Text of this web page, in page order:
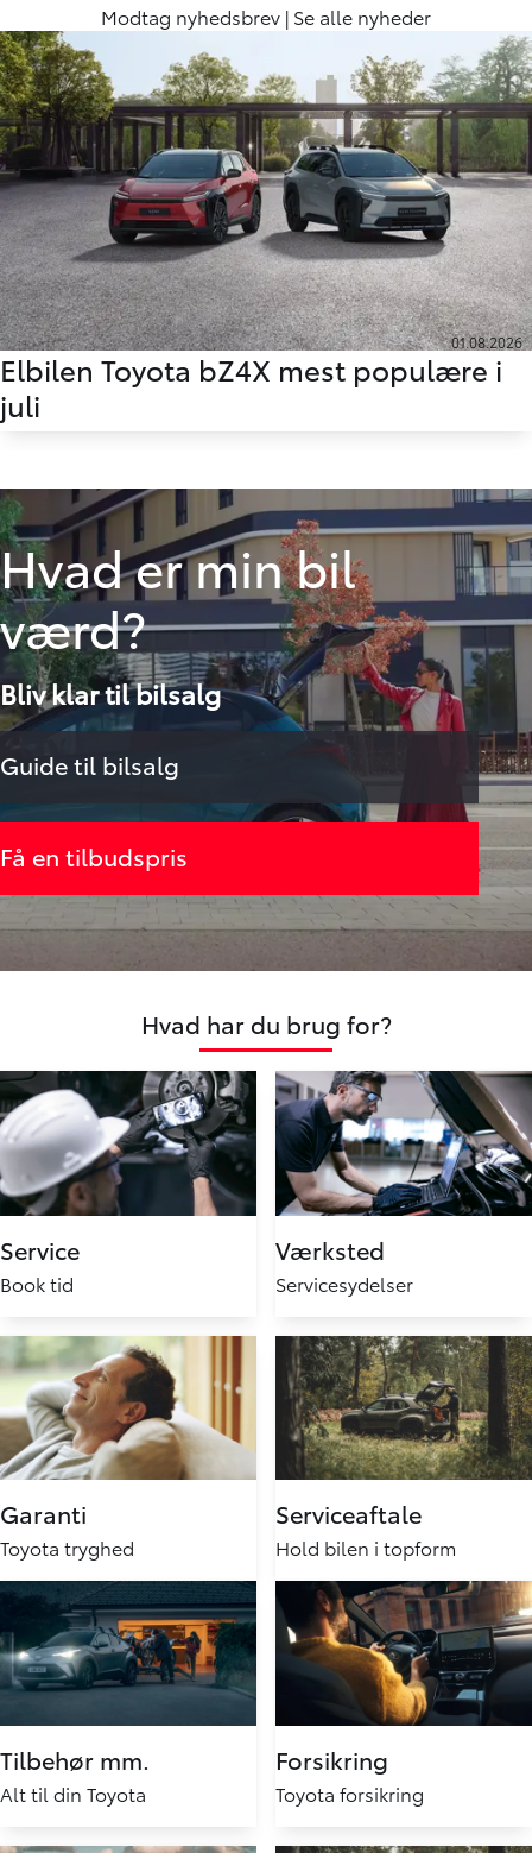
Modtag nyhedsbrev | Se alle nyheder
01.08.2026
Elbilen Toyota bZ4X mest populære i
juli
Hvad er min bil
værd?
Bliv klar til bilsalg
Guide til bilsalg
Få en tilbudspris
Hvad har du brug for?
Service
Book tid
Værksted
Servicesydelser
Garanti
Toyota tryghed
Serviceaftale
Hold bilen i topform
Tilbehør mm.
Alt til din Toyota
Forsikring
Toyota forsikring